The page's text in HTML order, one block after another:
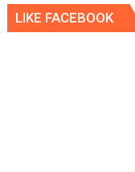
LIKE FACEBOOK